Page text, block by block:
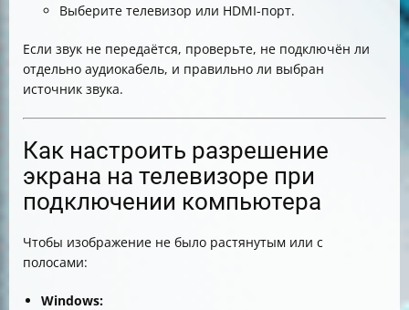
Выберите телевизор или HDMI-порт.
Если звук не передаётся, проверьте, не подключён ли
отдельно аудиокабель, и правильно ли выбран
источник звука.
Как настроить разрешение
экрана на телевизоре при
подключении компьютера
Чтобы изображение не было растянутым или с
полосами:
Windows: